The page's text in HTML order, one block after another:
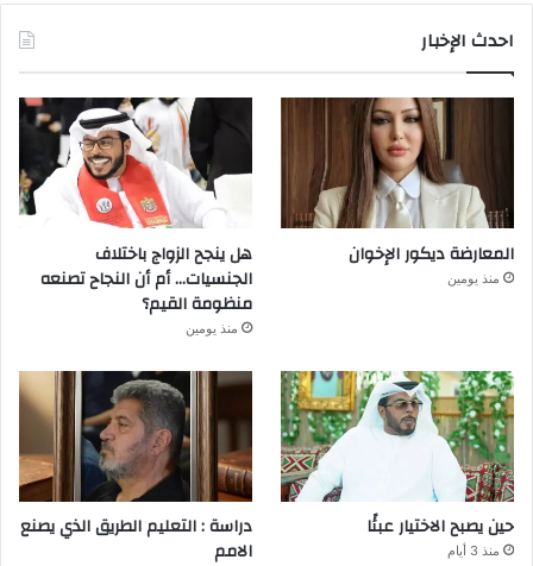
احدث الإخبار
المعارضة ديكور الإخوان
منذ يومين
هل ينجح الزواج باختلاف
الجنسيات… أم أن النجاح تصنعه
منظومة القيم؟
منذ يومين
حين يصبح الاختيار عبئًا
منذ 3 أيام
دراسة : التعليم الطريق الذي يصنع
الامم